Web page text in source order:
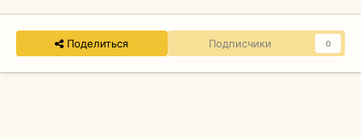
Поделиться Подписчики 0